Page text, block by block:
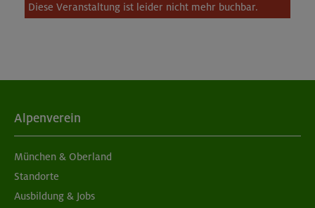
Diese Veranstaltung ist leider nicht mehr buchbar.
Alpenverein
München & Oberland
Standorte
Ausbildung & Jobs